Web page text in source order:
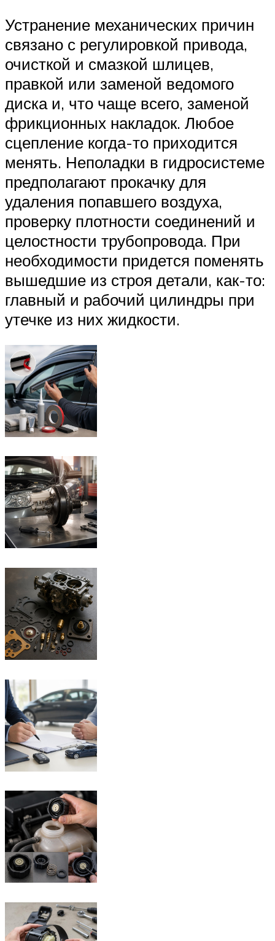
Устранение механических причин
связано с регулировкой привода,
очисткой и смазкой шлицев,
правкой или заменой ведомого
диска и, что чаще всего, заменой
фрикционных накладок. Любое
сцепление когда-то приходится
менять. Неполадки в гидросистеме
предполагают прокачку для
удаления попавшего воздуха,
проверку плотности соединений и
целостности трубопровода. При
необходимости придется поменять
вышедшие из строя детали, как-то:
главный и рабочий цилиндры при
утечке из них жидкости.